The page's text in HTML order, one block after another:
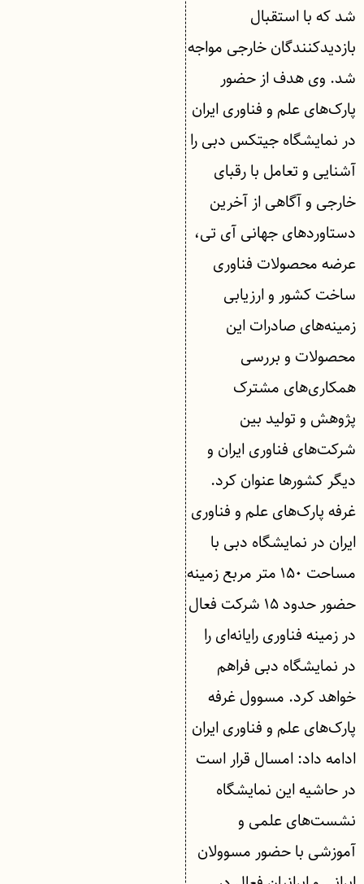
شد که با استقبال
بازدیدکنندگان خارجی مواجه
شد. وی هدف از حضور
پارک‌های علم و فناوری ایران
در نمایشگاه جیتکس دبی را
آشنایی و تعامل با رقبای
خارجی و آگاهی از آخرین
دستاوردهای جهانی آی تی،
عرضه محصولات فناوری
ساخت کشور و ارزیابی
زمینه‌های صادرات این
محصولات و بررسی
همکاری‌های مشترک
پژوهش و تولید بین
شرکت‌های فناوری ایران و
دیگر کشور‌ها عنوان کرد.
غرفه پارک‌های علم و فناوری
ایران در نمایشگاه دبی با
مساحت ۱۵۰ متر مربع زمینه
حضور حدود ۱۵ شرکت فعال
در زمینه فناوری رایانه‌ای را
در نمایشگاه دبی فراهم
خواهد کرد. مسوول غرفه
پارک‌های علم و فناوری ایران
ادامه داد: امسال قرار است
در حاشیه این نمایشگاه
نشست‌های علمی و
آموزشی با حضور مسوولان